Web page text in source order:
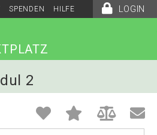
LOGIN
SPENDEN HILFE
2